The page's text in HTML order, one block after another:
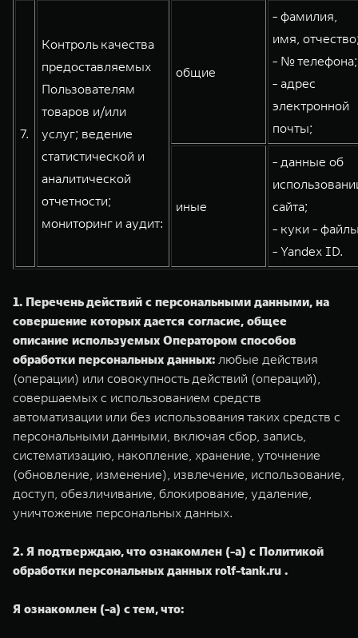
7.
Контроль качества
предоставляемых
Пользователям
товаров и/или
услуг; ведение
статистической и
аналитической
отчетности;
мониторинг и аудит:
общие
- фамилия,
имя,
- № телефона;
- адрес
электронной
почты;
иные
- данные об
сайта;
- куки -
- Yandex ID.
1. Перечень действий с персональными данными, на
совершение которых дается согласие, общее
описание используемых Оператором способов
обработки персональных данных: любые действия
(операции) или совокупность действий (операций),
совершаемых с использованием средств
автоматизации или без использования таких средств с
персональными данными, включая сбор, запись,
систематизацию, накопление, хранение, уточнение
(обновление, изменение), извлечение, использование,
доступ, обезличивание, блокирование, удаление,
уничтожение персональных данных.
2. Я подтверждаю, что ознакомлен (-а) с Политикой
обработки персональных данных rolf-tank.ru .
Я ознакомлен (-а) с тем, что: